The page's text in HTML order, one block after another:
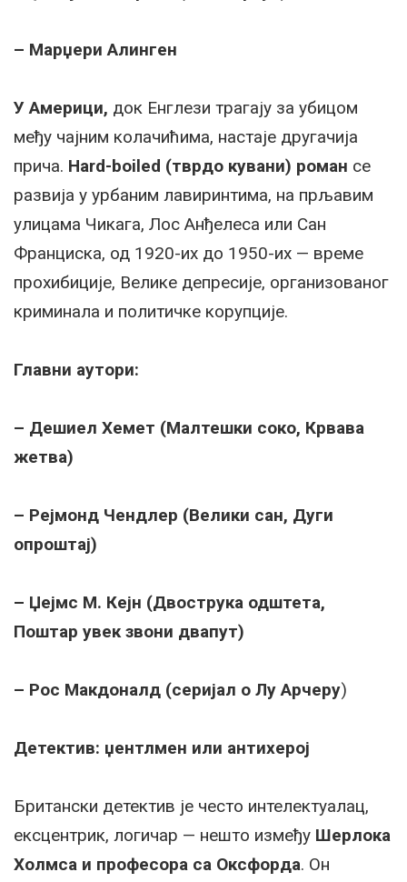
– Марџери Алинген
У Америци, док Енглези трагају за убицом
међу чајним колачићима, настаје другачија
прича. Hard-boiled (тврдо кувани) роман се
развија у урбаним лавиринтима, на прљавим
улицама Чикага, Лос Анђелеса или Сан
Франциска, од 1920-их до 1950-их — време
прохибиције, Велике депресије, организованог
криминала и политичке корупције.
Главни аутори:
– Дешиел Хемет (Малтешки соко, Крвава
жетва)
– Рејмонд Чендлер (Велики сан, Дуги
опроштај)
– Џејмс М. Кејн (Двострука одштета,
Поштар увек звони двапут)
– Рос Макдоналд (серијал о Лу Арчеру)
Детектив: џентлмен или антихерој
Британски детектив је често интелектуалац,
ексцентрик, логичар — нешто између Шерлока
Холмса и професора са Оксфорда. Он